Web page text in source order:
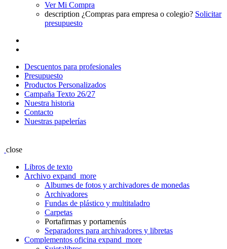
Ver Mi Compra
description ¿Compras para empresa o colegio? Solicitar
presupuesto
Descuentos para profesionales
Presupuesto
Productos Personalizados
Campaña Texto 26/27
Nuestra historia
Contacto
Nuestras papelerías
close
Libros de texto
Archivo expand_more
Albumes de fotos y archivadores de monedas
Archivadores
Fundas de plástico y multitaladro
Carpetas
Portafirmas y portamenús
Separadores para archivadores y libretas
Complementos oficina expand_more